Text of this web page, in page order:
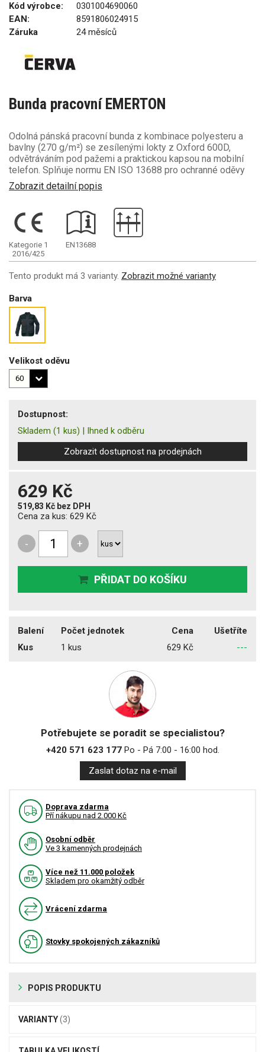
Kód výrobce:
0301004690060
EAN:
8591806024915
Záruka
24 měsíců
Bunda pracovní EMERTON
Odolná pánská pracovní bunda z kombinace polyesteru a
bavlny (270 g/m²) se zesílenými lokty z Oxford 600D,
odvětráváním pod pažemi a praktickou kapsou na mobilní
telefon. Splňuje normu EN ISO 13688 pro ochranné oděvy
Zobrazit detailní popis
Kategorie 1
2016/425
EN13688
Tento produkt má 3 varianty. Zobrazit možné varianty
Barva
Velikost oděvu
Dostupnost:
Skladem (1 kus) | Ihned k odběru
Zobrazit dostupnost na prodejnách
629 Kč
519,83 Kč bez DPH
Cena za kus: 629 Kč
- +
PŘIDAT DO KOŠÍKU
Balení Počet jednotek Cena
Ušetříte
Kus
1 kus 629 Kč ---
Potřebujete se poradit se specialistou?
+420 571 623 177Po - Pá 7:00 - 16:00 hod.
Zaslat dotaz na e-mail
Doprava zdarma
Pří nákupu nad 2.000 Kč
Osobní odběr
Ve 3 kamenných prodejnách
Více než 11.000 položek
Skladem pro okamžitý odběr
Vrácení zdarma
Stovky spokojených zákazníků
POPIS PRODUKTU
VARIANTY(3)